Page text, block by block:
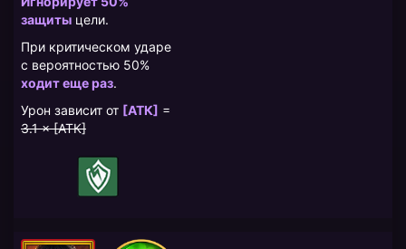
защиты цели.
При критическом ударе
с вероятностью 50%
ходит еще раз.
Урон зависит от [АТК] =
3.1 × [АТК]